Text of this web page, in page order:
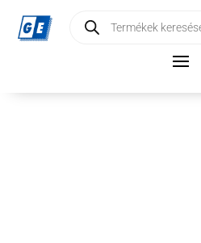
search